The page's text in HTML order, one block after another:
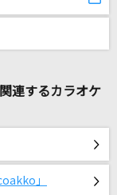
リガトウ。
連するカラオケ
」